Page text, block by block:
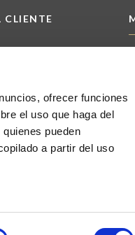
ofrecer funciones
el uso que haga del
pueden
a partir del uso
CLIENTE
SELVA